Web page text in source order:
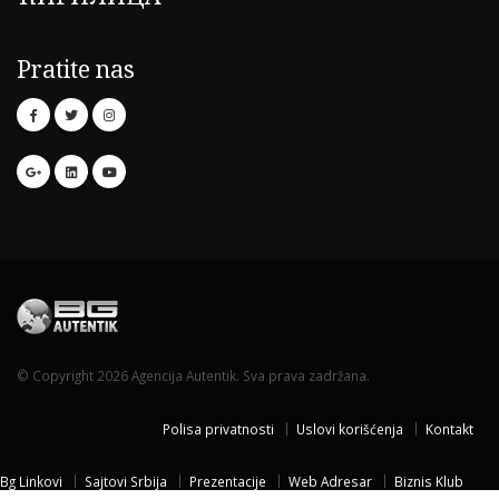
Pratite nas
© Copyright 2026 Agencija Autentik. Sva prava zadržana.
Polisa privatnosti Uslovi korišćenja Kontakt
Bg Linkovi Sajtovi Srbija Prezentacije Web Adresar
Biznis Klub